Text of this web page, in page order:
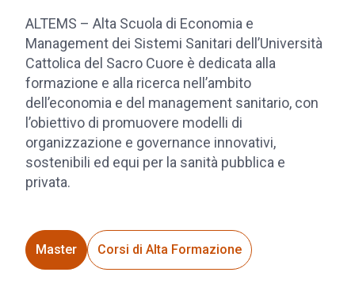
ALTEMS – Alta Scuola di Economia e
Management dei Sistemi Sanitari dell’Università
Cattolica del Sacro Cuore è dedicata alla
formazione e alla ricerca nell’ambito
dell’economia e del management sanitario, con
l’obiettivo di promuovere modelli di
organizzazione e governance innovativi,
sostenibili ed equi per la sanità pubblica e
privata.
Master Corsi di Alta Formazione